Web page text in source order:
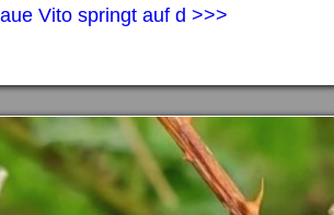
Vito springt auf d >>>